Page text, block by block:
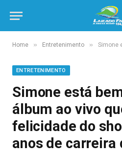
Home » Entretenimento » Simone está bem na
ENTRETENIMENTO
Simone está
álbum ao vivo
felicidade do
anos de carreira